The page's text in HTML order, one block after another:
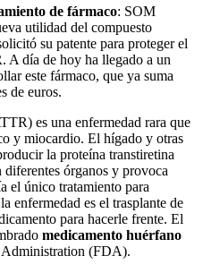
de fármaco: SOM
utilidad del compuesto
su patente para proteger el
A día de hoy ha llegado a un
este fármaco, que ya suma
de euros.
es una enfermedad rara que
y miocardio. El hígado y otras
la proteína transtiretina
órganos y provoca
el único tratamiento para
enfermedad es el trasplante de
para hacerle frente. El
medicamento huérfano
Administration (FDA).